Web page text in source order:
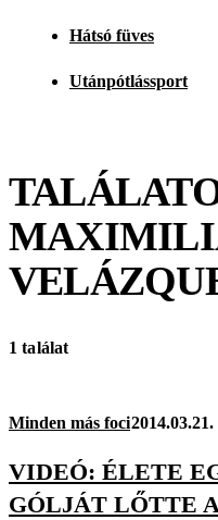
Hátsó füves
Utánpótlássport
1 találat
Minden más foci
VIDEÓ: ÉLETE
GÓLJÁT LŐTTE